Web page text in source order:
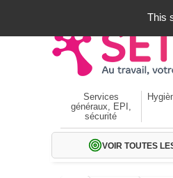
Services
généraux, EPI,
sécurité
VOIR TOUTES
This